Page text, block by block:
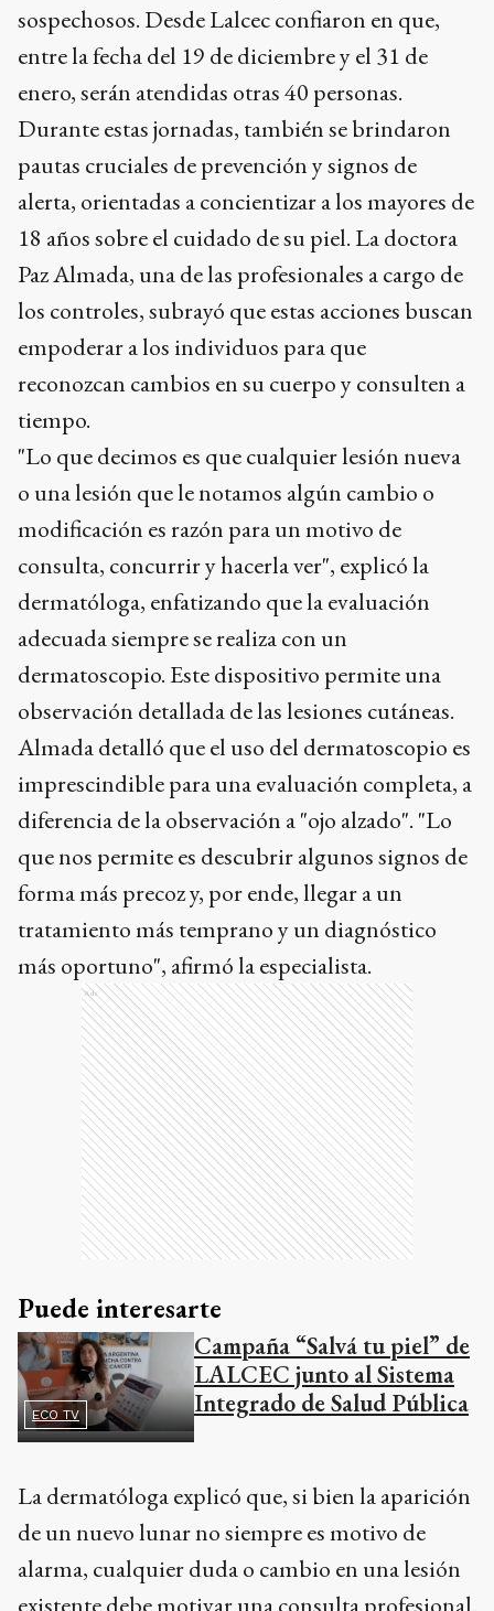
sospechosos. Desde Lalcec confiaron en que,
entre la fecha del 19 de diciembre y el 31 de
enero, serán atendidas otras 40 personas.
Durante estas jornadas, también se brindaron
pautas cruciales de prevención y signos de
alerta, orientadas a concientizar a los mayores de
18 años sobre el cuidado de su piel. La doctora
Paz Almada, una de las profesionales a cargo de
los controles, subrayó que estas acciones buscan
empoderar a los individuos para que
reconozcan cambios en su cuerpo y consulten a
tiempo.
"Lo que decimos es que cualquier lesión nueva
o una lesión que le notamos algún cambio o
modificación es razón para un motivo de
consulta, concurrir y hacerla ver", explicó la
dermatóloga, enfatizando que la evaluación
adecuada siempre se realiza con un
dermatoscopio. Este dispositivo permite una
observación detallada de las lesiones cutáneas.
Almada detalló que el uso del dermatoscopio es
imprescindible para una evaluación completa, a
diferencia de la observación a "ojo alzado". "Lo
que nos permite es descubrir algunos signos de
forma más precoz y, por ende, llegar a un
tratamiento más temprano y un diagnóstico
más oportuno", afirmó la especialista.
Ads
Puede interesarte
ECO TV
Campaña “Salvá tu piel” de
LALCEC junto al Sistema
Integrado de Salud Pública
La dermatóloga explicó que, si bien la aparición
de un nuevo lunar no siempre es motivo de
alarma, cualquier duda o cambio en una lesión